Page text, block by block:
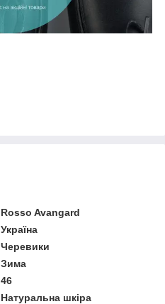
Rosso Avangard
Україна
Черевики
Зима
46
Натуральна шкіра